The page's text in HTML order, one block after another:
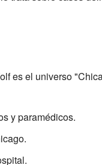
es el universo
y paramédicos.